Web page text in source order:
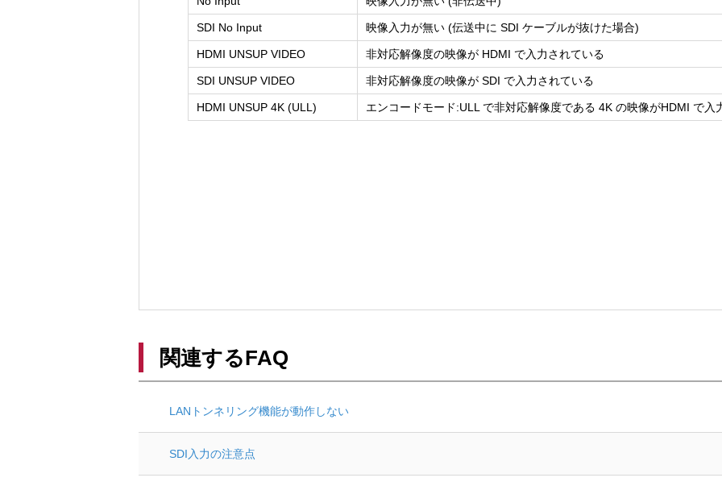
SDI No Input 映像入力が無い (伝送中に SDI ケーブルが抜けた場合)
HDMI UNSUP VIDEO 非対応解像度の映像が HDMI で入力されている
SDI UNSUP VIDEO 非対応解像度の映像が SDI で入力されている
HDMI UNSUP 4K (ULL) エンコードモード:ULL で非対応解像度である 4K の映像がHDMI で入
関連するFAQ
LANトンネリング機能が動作しない
SDI入力の注意点